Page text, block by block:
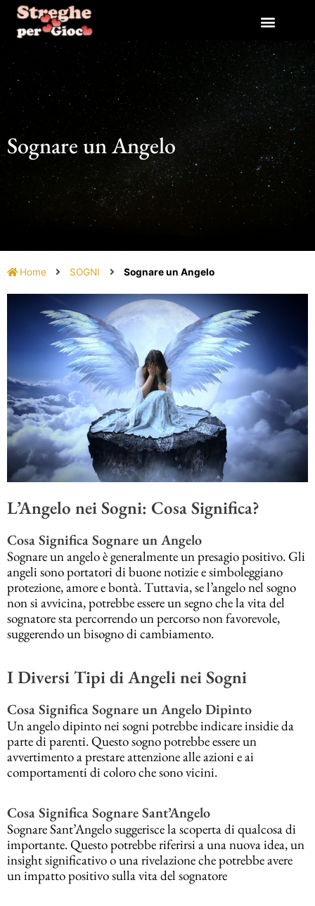
contenuto
Sognare un Angelo
Home SOGNI Sognare un Angelo
L’Angelo nei Sogni: Cosa Significa?
Cosa Significa Sognare un Angelo
Sognare un angelo è generalmente un presagio positivo. Gli
angeli sono portatori di buone notizie e simboleggiano
protezione, amore e bontà. Tuttavia, se l’angelo nel sogno
non si avvicina, potrebbe essere un segno che la vita del
sognatore sta percorrendo un percorso non favorevole,
suggerendo un bisogno di cambiamento.
I Diversi Tipi di Angeli nei Sogni
Cosa Significa Sognare un Angelo Dipinto
Un angelo dipinto nei sogni potrebbe indicare insidie da
parte di parenti. Questo sogno potrebbe essere un
avvertimento a prestare attenzione alle azioni e ai
comportamenti di coloro che sono vicini.
Cosa Significa Sognare Sant’Angelo
Sognare Sant’Angelo suggerisce la scoperta di qualcosa di
importante. Questo potrebbe riferirsi a una nuova idea, un
insight significativo o una rivelazione che potrebbe avere
un impatto positivo sulla vita del sognatore